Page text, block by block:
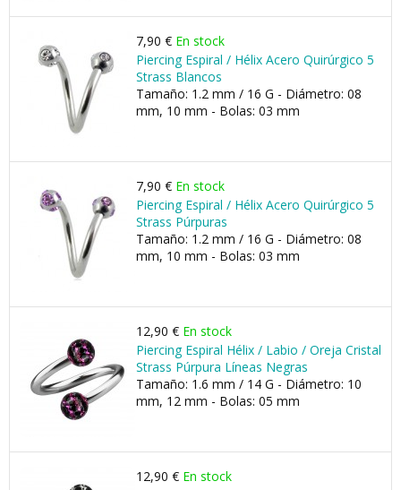
7,90 € En stock
Piercing Espiral / Hélix Acero Quirúrgico 5
Strass Blancos
Tamaño: 1.2 mm / 16 G - Diámetro: 08
mm, 10 mm - Bolas: 03 mm
7,90 € En stock
Piercing Espiral / Hélix Acero Quirúrgico 5
Strass Púrpuras
Tamaño: 1.2 mm / 16 G - Diámetro: 08
mm, 10 mm - Bolas: 03 mm
12,90 € En stock
Piercing Espiral Hélix / Labio / Oreja Cristal
Strass Púrpura Líneas Negras
Tamaño: 1.6 mm / 14 G - Diámetro: 10
mm, 12 mm - Bolas: 05 mm
12,90 € En stock